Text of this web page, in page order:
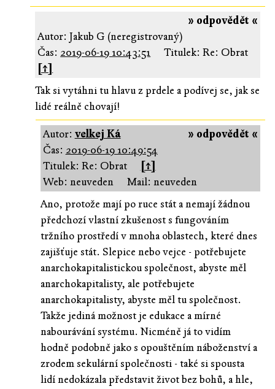
» odpovědět «
Autor: Jakub G (neregistrovaný)
Čas: 2019-06-19 10:43:51
Titulek: Re: Obrat
[↑]
Tak si vytáhni tu hlavu z prdele a podívej se, jak se
lidé reálně chovají!
» odpovědět «
Autor: velkej Ká
Čas: 2019-06-19 10:49:54
Titulek: Re: Obrat
[↑]
Web: neuveden
Mail: neuveden
Ano, protože mají po ruce stát a nemají žádnou
předchozí vlastní zkušenost s fungováním
tržního prostředí v mnoha oblastech, které dnes
zajišťuje stát. Slepice nebo vejce - potřebujete
anarchokapitalistickou společnost, abyste měl
anarchokapitalisty, ale potřebujete
anarchokapitalisty, abyste měl tu společnost.
Takže jediná možnost je edukace a mírné
nabourávání systému. Nicméně já to vidím
hodně podobně jako s opouštěním náboženství a
zrodem sekulární společnosti - také si spousta
lidí nedokázala představit život bez bohů, a hle,